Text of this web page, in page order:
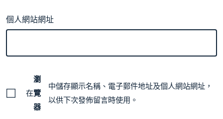
個人網站網址
在
瀏
覽
器
中儲存顯示名稱、電子郵件地址及個人網站網址，
以供下次發佈留言時使用。